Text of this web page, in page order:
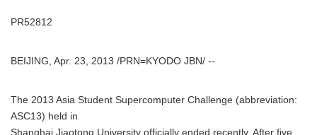
PR52812
BEIJING, Apr. 23, 2013 /PRN=KYODO JBN/ --
The 2013 Asia Student Supercomputer Challenge (abbreviation:
ASC13) held in
Shanghai Jiaotong University officially ended recently. After five